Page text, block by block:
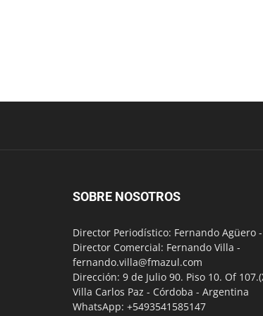
SOBRE NOSOTROS
Director Periodístico: Fernando Agüero -
Director Comercial: Fernando Villa -
fernando.villa@fmazul.com
Dirección: 9 de Julio 90. Piso 10. Of
Villa Carlos Paz - Córdoba - Argentina
WhatsApp: +5493541585147